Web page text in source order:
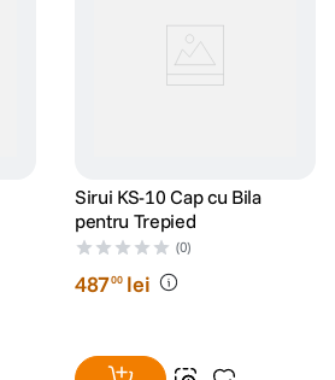
Sirui KS-10 Cap cu Bila
pentru Trepied
(0)
48700 lei